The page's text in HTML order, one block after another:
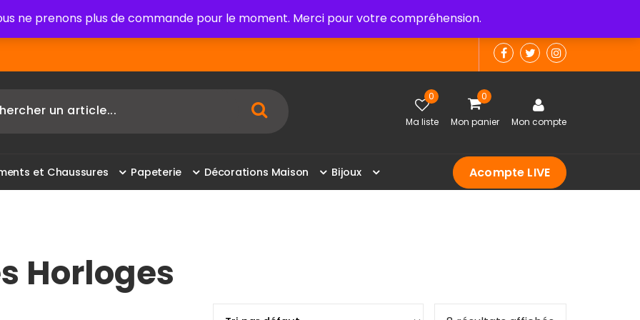
ne prenons plus de commande pour le moment. Merci pour votre compréhension.
0
Ma liste
0
Mon panier Mon compte
ents et Chaussures Papeterie Décorations Maison Bijoux Acompte LIVE
Horloges